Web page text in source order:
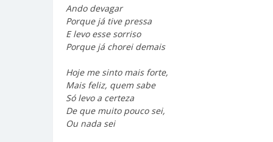
Ando devagar
Porque já tive pressa
E levo esse sorriso
Porque já chorei demais
Hoje me sinto mais forte,
Mais feliz, quem sabe
Só levo a certeza
De que muito pouco sei,
Ou nada sei